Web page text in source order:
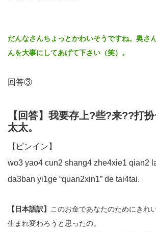
だんなさんちょっとかわいそうですね。奥さ
んを大事にしてあげて下さい（笑）。
回答③
【回答】我要存上?些?来??打
太太。
【ピンイン】
wo3 yao4 cun2 shang4 zhe4xie1 qian2
da3ban yi1ge “quan2xin1” de tai4tai.
【日本語訳】
このお金であなたのためにきれ
生まれ変わろうと思ったの。